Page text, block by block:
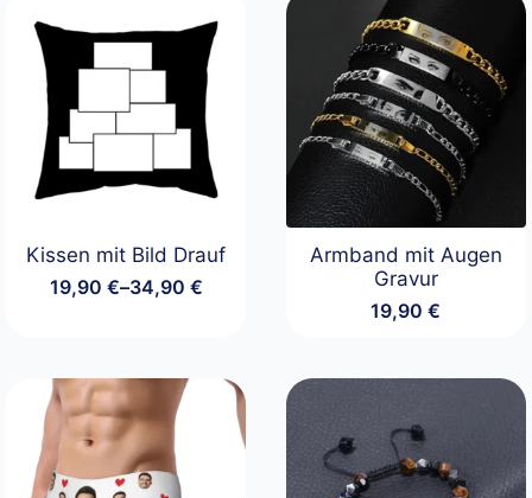
Kissen mit Bild Drauf
19,90 €–34,90 €
Preisspanne:
Armband mit Augen
Gravur
19,90€